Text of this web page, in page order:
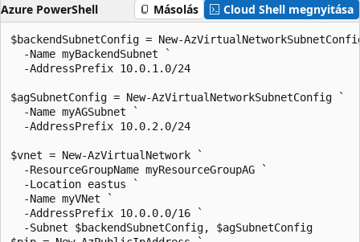
Azure PowerShell Másolás Cloud Shell megnyitása
$backendSubnetConfig = New-
  -Name myBackendSubnet `
  -AddressPrefix 10.0.1.0/24
$agSubnetConfig = New-AzVirtualNetworkSubnetConfig `
  -Name myAGSubnet `
  -AddressPrefix 10.0.2.0/24
$vnet = New-AzVirtualNetwork `
  -ResourceGroupName myResourceGroupAG `
  -Location eastus `
  -Name myVNet `
  -AddressPrefix 10.0.0.0/16 `
  -Subnet $backendSubnetConfig, $agSubnetConfig